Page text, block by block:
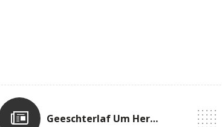
Geeschterlaf Um Herschesfeld